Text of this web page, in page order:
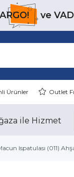
ve
Ürünler Outlet
ile Hizmet
Ispatulası (011)